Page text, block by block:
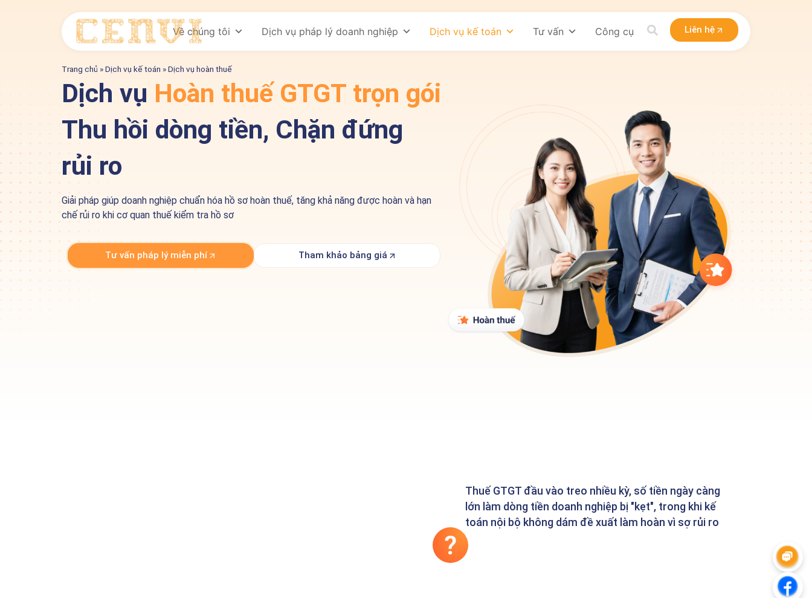
Về chúng tôi Dịch vụ pháp lý doanh nghiệp Dịch vụ kế toán Tư vấn Công cụ Liên hệ
Trang chủ »Dịch vụ kế toán »Dịch vụ hoàn thuế
Dịch vụ Hoàn thuế GTGT trọn gói
Thu hồi dòng tiền, Chặn đứng
rủi ro
Giải pháp giúp doanh nghiệp chuẩn hóa hồ sơ hoàn thuế, tăng khả năng được hoàn và hạn
chế rủi ro khi cơ quan thuế kiểm tra hồ sơ
Tư vấn pháp lý miễn phí Tham khảo bảng giá
Thuế GTGT đầu vào treo nhiều kỳ, số tiền ngày càng
lớn làm dòng tiền doanh nghiệp bị "kẹt", trong khi kế
toán nội bộ không dám đề xuất làm hoàn vì sợ rủi ro